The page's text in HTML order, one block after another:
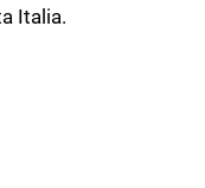
Italia.